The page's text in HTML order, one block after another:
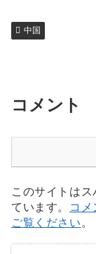
中国
コメント
このサイトは
ています。
コ
ご覧ください 。